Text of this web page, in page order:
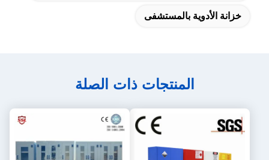
خزانة الأدوية بالمستشفى
المنتجات ذات الصلة